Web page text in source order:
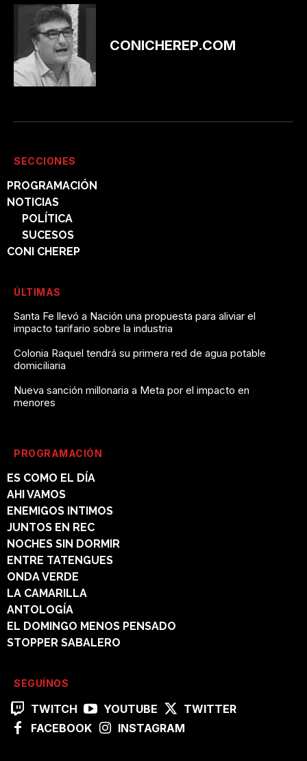
CONICHEREP.COM
SECCIONES
PROGRAMACIÓN
NOTICIAS
POLÍTICA
SUCESOS
CONI CHEREP
ÚLTIMAS
Santa Fe llevó a Nación una propuesta para aliviar el
impacto tarifario sobre la industria
Colonia Raquel tendrá su primera red de agua potable
domiciliaria
Nueva sanción millonaria a Meta por el impacto en
menores
PROGRAMACIÓN
ES COMO EL DÍA
AHI VAMOS
ENEMIGOS INTIMOS
JUNTOS EN REC
NOCHES SIN DORMIR
ENTRE TATENGUES
ONDA VERDE
LA CAMARILLA
ANTOLOGÍA
EL DOMINGO MENOS PENSADO
STOPPER SABALERO
SEGUÍNOS
TWITCH YOUTUBE
TWITTER
FACEBOOK
INSTAGRAM